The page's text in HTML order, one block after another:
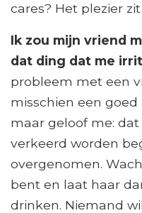
cares? Het plezier
Ik zou mijn vriend
dat ding dat me
probleem met een
misschien een
maar geloof me:
verkeerd worden
overgenomen.
bent en laat haar
drinken. Niemand